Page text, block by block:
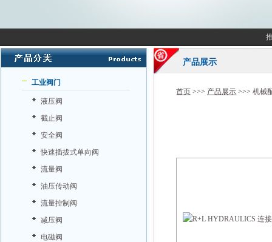
工业阀门
液压阀
截止阀
安全阀
快速插拔式单向阀
流量阀
油压传动阀
流量控制阀
减压阀
电磁阀
产品展示
首页 >>> 产品展示 >>>机械